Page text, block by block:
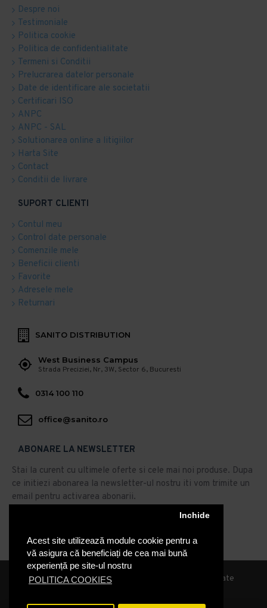
Acest site utilizează module cookie pentru a
vă asigura că beneficiați de cea mai bună
experiență pe site-ul nostru
POLITICA COOKIES
Inchide
Despre noi
Testimoniale
Politica cookie
Politica de confidentialitate
Termeni si Conditii
Prelucrarea datelor personale
Date de identificare ale societatii
Certificari ISO
ANPC
ANPC - SAL
Solutionarea online a litigiilor
Harta Site
Contact
Conditii de livrare
SUPORT CLIENTI
Contul meu
Control date personale
Comenzile mele
Beneficii clienti
Favorite
Adresele mele
Returnari
SANITO DISTRIBUTION
West Business Campus
Strada Preciziei, Nr, 3W, Sector 6, Bucuresti
0314 100 110
office@sanito.ro
ABONARE LA NEWSLETTER
Stai la curent cu ultimele oferte si cele mai noi produse. Dupa
ce initiezi abonarea la newsletter-ul nostru iti vom trimite un
email pentru activarea abonarii.
Abonare
Am citit şi sunt de acord cu Politica de Confidentialitate
© 2019, Sanito Distribution, Toate drepturile rezervate